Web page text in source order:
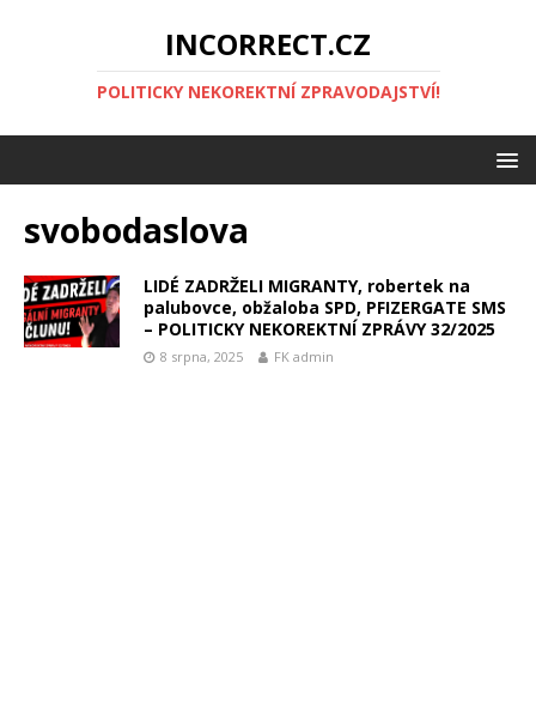
INCORRECT.CZ
POLITICKY NEKOREKTNÍ ZPRAVODAJSTVÍ!
svobodaslova
LIDÉ ZADRŽELI MIGRANTY, robertek na
palubovce, obžaloba SPD, PFIZERGATE SMS
– POLITICKY NEKOREKTNÍ ZPRÁVY 32/2025
8 srpna, 2025 FK admin